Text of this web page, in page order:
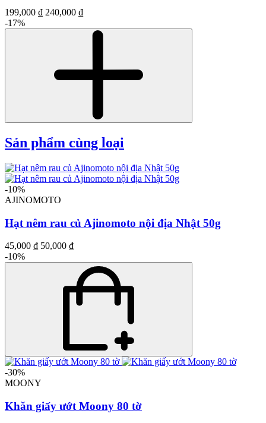
199,000 ₫ 240,000 ₫
-17%
Sản phẩm cùng loại
-10%
AJINOMOTO
Hạt nêm rau củ Ajinomoto nội địa Nhật 50g
45,000 ₫ 50,000 ₫
-10%
-30%
MOONY
Khăn giấy ướt Moony 80 tờ